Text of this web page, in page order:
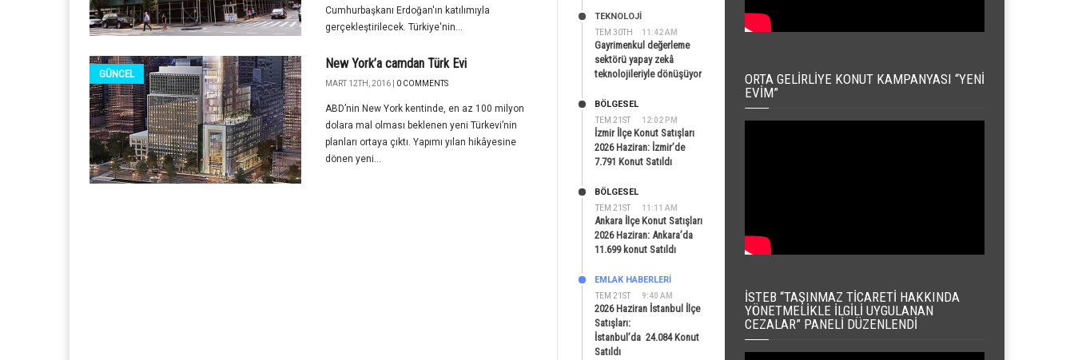
Cumhurbaşkanı Erdoğan'ın katılımıyla
gerçekleştirilecek. Türkiye'nin...
GÜNCEL
New York’a camdan Türk Evi
MART 12TH, 2016 | 0 COMMENTS
ABD’nin New York kentinde, en az 100 milyon
dolara mal olması beklenen yeni Türkevi’nin
planları ortaya çıktı. Yapımı yılan hikâyesine
dönen yeni...
TEM 30TH 11:42 AM
TEKNOLOJİ
Gayrimenkul değerleme
sektörü yapay zekâ
teknolojileriyle dönüşüyor
TEM 21ST 12:02 PM
BÖLGESEL
İzmir İlçe Konut Satışları
2026 Haziran: İzmir’de
7.791 Konut Satıldı
TEM 21ST 11:11 AM
BÖLGESEL
Ankara İlçe Konut Satışları
2026 Haziran: Ankara’da
11.699 konut Satıldı
TEM 21ST 9:40 AM
EMLAK HABERLERI
2026 Haziran İstanbul İlçe
Satışları:
İstanbul’da 24.084 Konut
Satıldı
ORTA GELIRLIYE KONUT KAMPANYASI “YENI
EVIM”
İSTEB “TAŞINMAZ TICARETI HAKKINDA
YÖNETMELIKLE İLGILI UYGULANAN
CEZALAR” PANELI DÜZENLENDI